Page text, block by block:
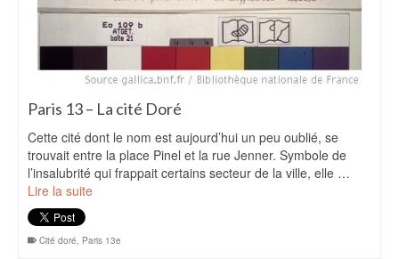
Paris 13 – La cité Doré
Cette cité dont le nom est aujourd’hui un peu oublié, se
trouvait entre la place Pinel et la rue Jenner. Symbole de
l’insalubrité qui frappait certains secteur de la ville, elle …
Lire la suite
Cité doré, Paris 13e